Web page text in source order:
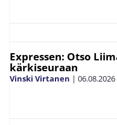
Expressen: Otso
kärkiseuraan
Vinski Virtanen | 06.08.2026